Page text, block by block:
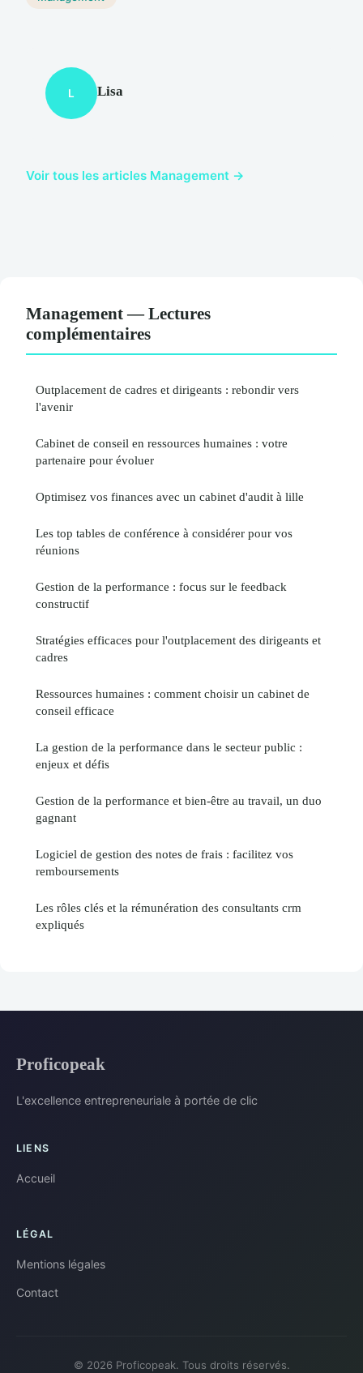
L Lisa
Voir tous les articles Management →
Management — Lectures
complémentaires
Outplacement de cadres et dirigeants : rebondir vers
l'avenir
Cabinet de conseil en ressources humaines : votre
partenaire pour évoluer
Optimisez vos finances avec un cabinet d'audit à lille
Les top tables de conférence à considérer pour vos
réunions
Gestion de la performance : focus sur le feedback
constructif
Stratégies efficaces pour l'outplacement des dirigeants et
cadres
Ressources humaines : comment choisir un cabinet de
conseil efficace
La gestion de la performance dans le secteur public :
enjeux et défis
Gestion de la performance et bien-être au travail, un duo
gagnant
Logiciel de gestion des notes de frais : facilitez vos
remboursements
Les rôles clés et la rémunération des consultants crm
expliqués
Proficopeak
L'excellence entrepreneuriale à portée de clic
LIENS
Accueil
LÉGAL
Mentions légales
Contact
© 2026 Proficopeak. Tous droits réservés.